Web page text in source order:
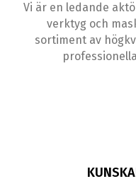
Vi är en ledande
verktyg och
sortiment av